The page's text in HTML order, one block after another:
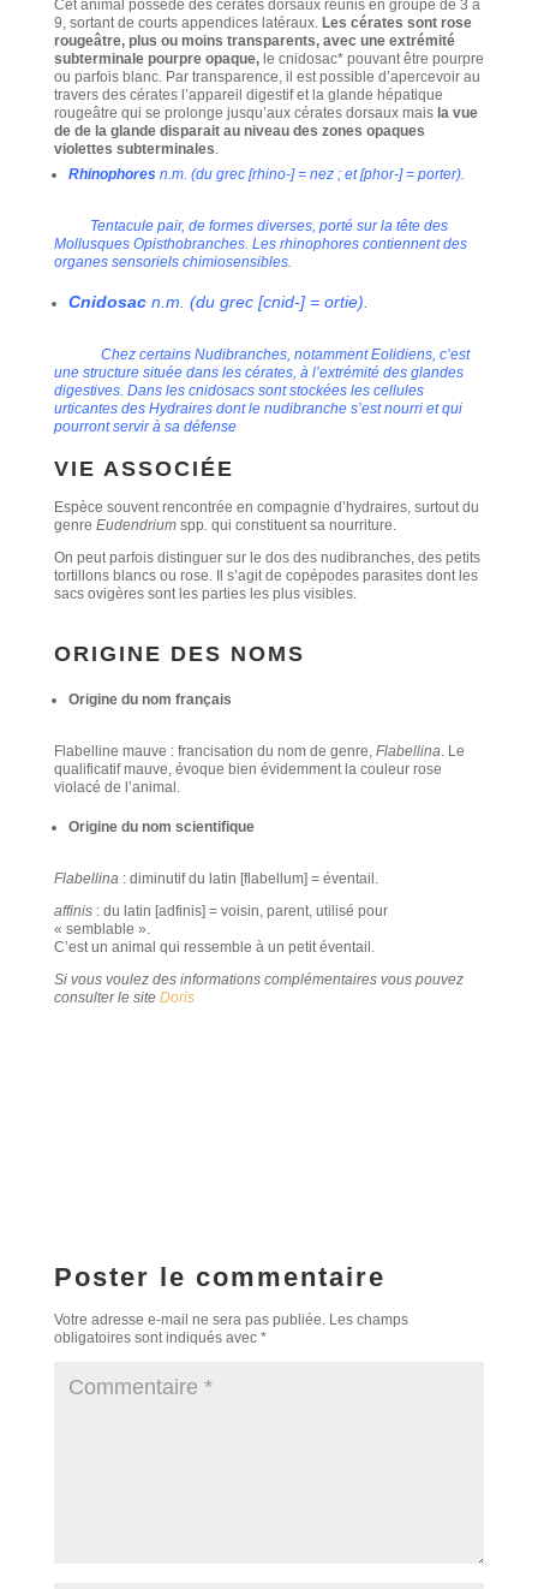
Cet animal possède des cérates dorsaux réunis en groupe de 3 à
9, sortant de courts appendices latéraux. Les cérates sont rose
rougeâtre, plus ou moins transparents, avec une extrémité
subterminale pourpre opaque,le cnidosac* pouvant être pourpre
ou parfois blanc. Par transparence, il est possible d’apercevoir au
travers des cérates l’appareil digestif et la glande hépatique
rougeâtre qui se prolonge jusqu’aux cérates dorsaux mais la vue
de de la glande disparait au niveau des zones opaques
violettes subterminales.
Rhinophores n.m. (du grec [rhino-] = nez ; et [phor-] = porter).
Tentacule pair, de formes diverses, porté sur la tête des
Mollusques Opisthobranches. Les rhinophores contiennent des
organes sensoriels chimiosensibles.
Cnidosacn.m. (du grec [cnid-] = ortie).
Chez certains Nudibranches, notamment Eolidiens, c’est
une structure située dans les cérates, à l’extrémité des glandes
digestives. Dans les cnidosacs sont stockées les cellules
urticantes des Hydraires dont le nudibranche s’est nourri et qui
pourront servir à sa défense
VIE ASSOCIÉE
Espèce souvent rencontrée en compagnie d’hydraires, surtout du
genre Eudendrium spp. qui constituent sa nourriture.
On peut parfois distinguer sur le dos des nudibranches, des petits
tortillons blancs ou rose. Il s’agit de copépodes parasites dont les
sacs ovigères sont les parties les plus visibles.
ORIGINE DES NOMS
Origine du nom français
Flabelline mauve : francisation du nom de genre, Flabellina. Le
qualificatif mauve, évoque bien évidemment la couleur rose
violacé de l’animal.
Origine du nom scientifique
Flabellina : diminutif du latin [flabellum] = éventail.
affinis: du latin [adfinis] = voisin, parent, utilisé pour
« semblable ».
C’est un animal qui ressemble à un petit éventail.
Si vous voulez des informations complémentaires vous pouvez
consulter le site Doris
Poster le commentaire
Votre adresse e-mail ne sera pas publiée. Les champs
obligatoires sont indiqués avec *